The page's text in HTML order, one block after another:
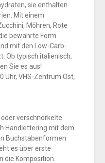
sie enthalten
Mit einem
Möhren, Rote
bewährte Form
mit den Low-Carb-
Ob typisch italienisch,
Sie es aus!
Uhr, VHS-Zentrum Ost,
verschnörkelte
Handlettering mit dem
Buchstabenformen
es über erste
die Komposition.